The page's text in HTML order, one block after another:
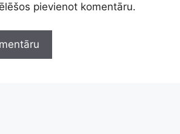
pievienot komentāru.